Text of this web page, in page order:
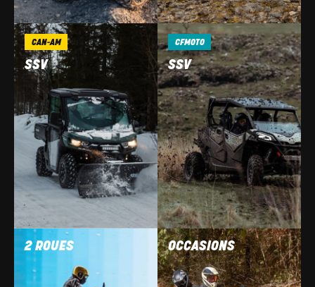
CAN-AM
SSV
CFMOTO
SSV
2 ROUES OCCASIONS